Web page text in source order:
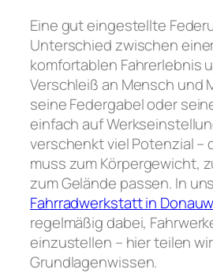
Kontakt
Eine gut eingestellte
Unterschied zwischen
komfortablen Fahrerlebnis
Verschleiß an Mensch und
seine Federgabel oder
einfach auf
verschenkt viel Potenzial –
muss zum Körpergewicht,
zum Gelände passen. In
Fahrradwerkstatt in
regelmäßig dabei,
einzustellen – hier teilen
Grundlagenwissen.